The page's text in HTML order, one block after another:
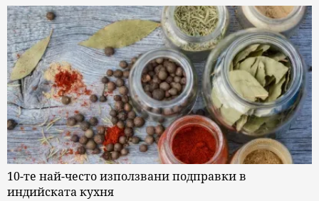
10-те най-често използвани подправки в
индийската кухня